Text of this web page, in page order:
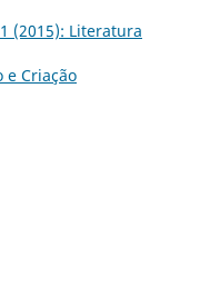
(2015): Literatura
e Criação